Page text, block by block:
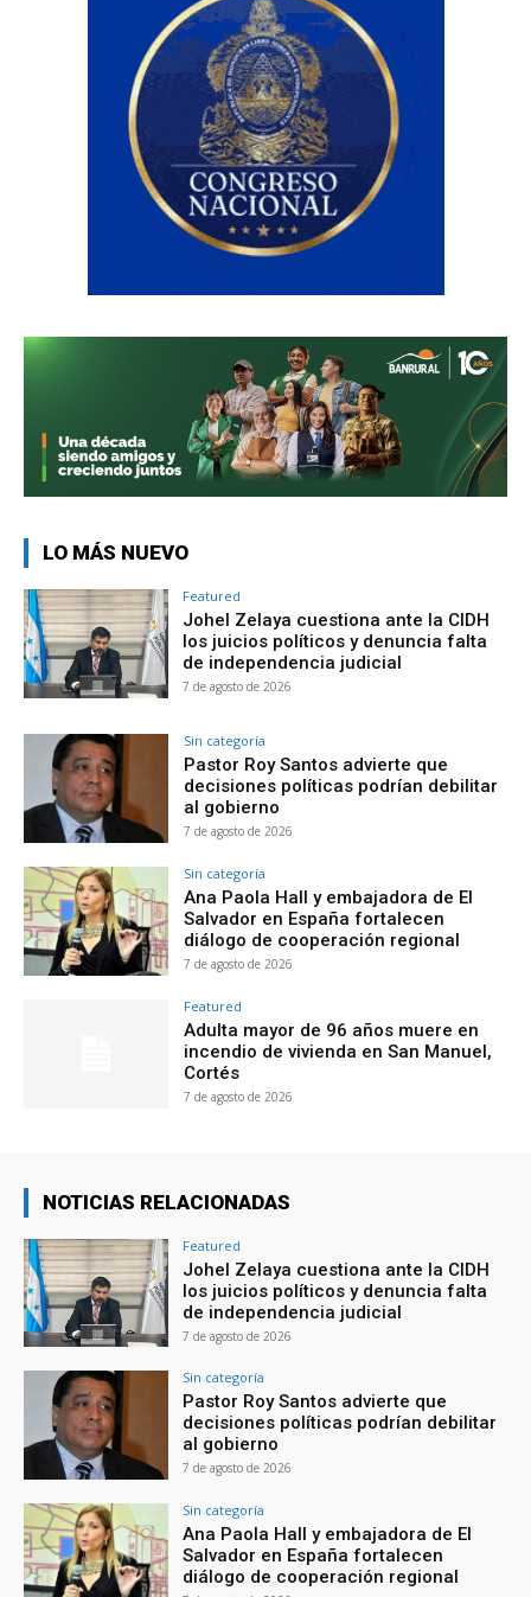
LO MÁS NUEVO
Featured
Johel Zelaya cuestiona ante la CIDH
los juicios políticos y denuncia falta
de independencia judicial
7 de agosto de 2026
Sin categoría
Pastor Roy Santos advierte que
decisiones políticas podrían debilitar
al gobierno
7 de agosto de 2026
Sin categoría
Ana Paola Hall y embajadora de El
Salvador en España fortalecen
diálogo de cooperación regional
7 de agosto de 2026
Featured
Adulta mayor de 96 años muere en
incendio de vivienda en San Manuel,
Cortés
7 de agosto de 2026
NOTICIAS RELACIONADAS
Featured
Johel Zelaya cuestiona ante la CIDH
los juicios políticos y denuncia falta
de independencia judicial
7 de agosto de 2026
Sin categoría
Pastor Roy Santos advierte que
decisiones políticas podrían debilitar
al gobierno
7 de agosto de 2026
Sin categoría
Ana Paola Hall y embajadora de El
Salvador en España fortalecen
diálogo de cooperación regional